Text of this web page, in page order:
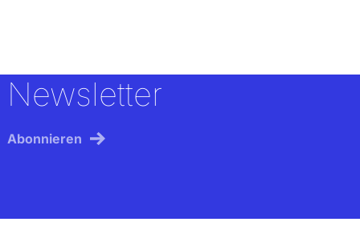
Newsletter
Abonnieren